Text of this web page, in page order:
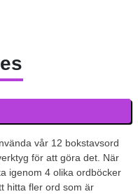
vår 12 bokstavsord
för att göra det. När
igenom 4 olika ordböcker
hitta fler ord som är